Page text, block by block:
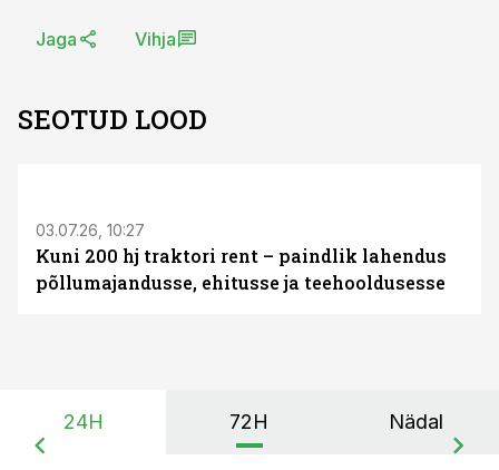
Jaga Vihja
SEOTUD LOOD
03.07.26, 10:27
Kuni 200 hj traktori rent – paindlik lahendus
põllumajandusse, ehitusse ja teehooldusesse
24H 72H Nädal